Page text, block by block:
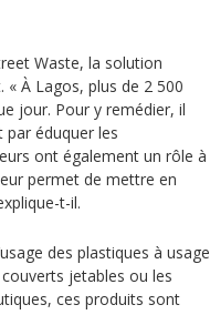
Waste, la solution
À Lagos, plus de 2 500
jour. Pour y remédier, il
éduquer les
ont également un rôle à
permet de mettre en
t-il.
des plastiques à usage
jetables ou les
ces produits sont